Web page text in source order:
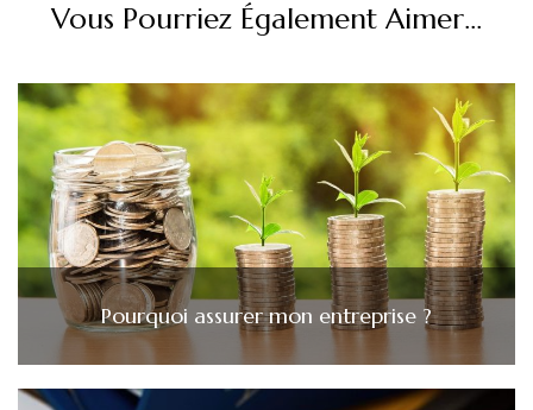
Vous Pourriez Également Aimer...
Pourquoi assurer mon entreprise ?